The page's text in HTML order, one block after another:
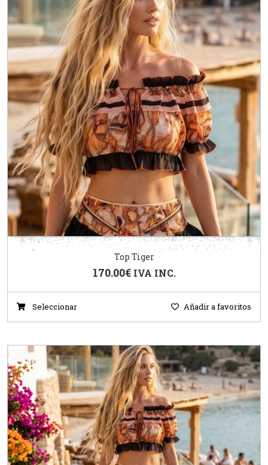
Top Tiger
170.00€ IVA INC.
Seleccionar Añadir a favoritos